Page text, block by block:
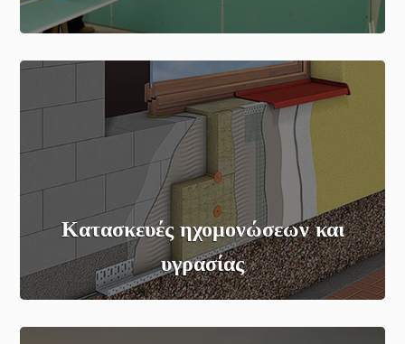
Κατασκευές ηχομονώσεων και
υγρασίας